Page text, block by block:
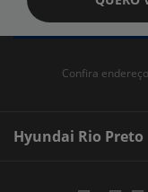
Confira
Hyundai Rio Preto